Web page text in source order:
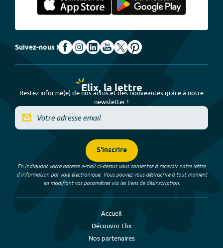
Suivez-nous !
Elix, la lettre
Restez informé(e) de nos actus et des nouveautés grâce à notre
newsletter !
S'inscrire
En indiquant votre adresse e-mail ci-dessus vous consentez à recevoir notre lettre
d’information par voie électronique. Vous pouvez vous désinscrire à tout moment
en modifiant vos paramètres via les liens de désinscription.
Accueil
Découvrir Elix
Nos partenaires